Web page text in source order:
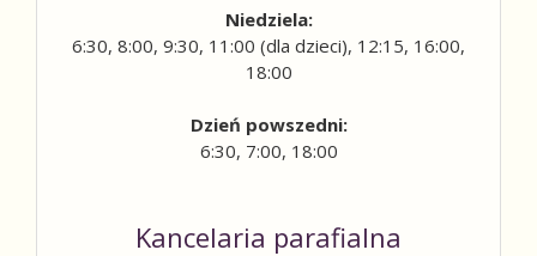
Niedziela:
6:30, 8:00, 9:30, 11:00 (dla dzieci), 12:15, 16:00,
18:00
Dzień powszedni:
6:30, 7:00, 18:00
Kancelaria parafialna